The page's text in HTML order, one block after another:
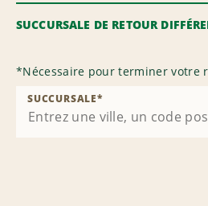
SUCCURSALE DE RETOUR
*Nécessaire pour terminer votre
SUCCURSALE*